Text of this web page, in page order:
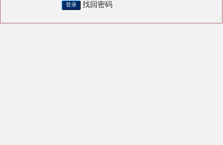
找回密码